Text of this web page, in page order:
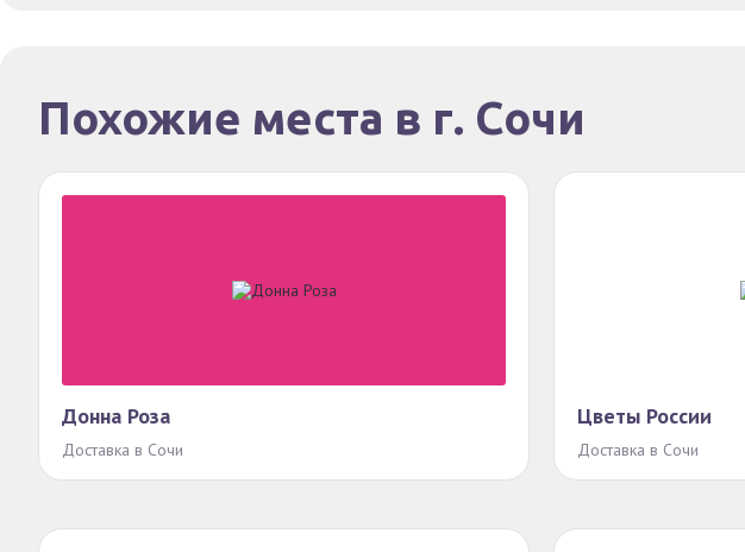
Похожие места в г. Сочи
Донна Роза
Доставка в Сочи
Цветы России
Доставка в Сочи